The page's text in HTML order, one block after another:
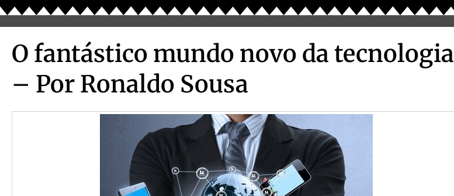
O fantástico mundo novo da tecnologia
– Por Ronaldo Sousa